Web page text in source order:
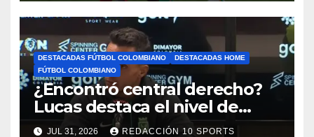
DESTACADAS FÚTBOL COLOMBIANO
DESTACADAS HOME
FÚTBOL COLOMBIANO
¿Encontró central derecho?
Lucas destaca el nivel de
Néider Parra
JUL 31, 2026 REDACCIÓN 10 SPORTS